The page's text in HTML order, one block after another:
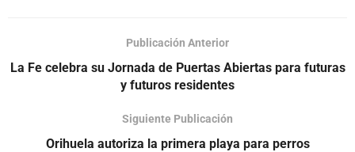
Publicación Anterior
La Fe celebra su Jornada de Puertas Abiertas para futuras
y futuros residentes
Siguiente Publicación
Orihuela autoriza la primera playa para perros